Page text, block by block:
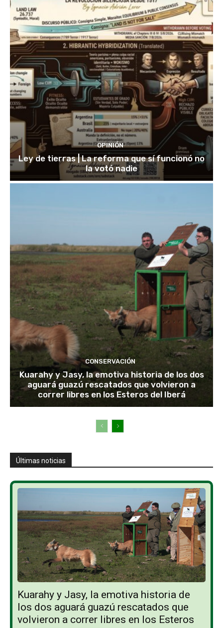
OPINIÓN
Ley de tierras | La reforma que sí funcionó no
la votó nadie
CONSERVACIÓN
Kuarahy y Jasy, la emotiva historia de los dos
aguará guazú rescatados que volvieron a
correr libres en los Esteros del Iberá
Últimas noticias
Kuarahy y Jasy, la emotiva historia de
los dos aguará guazú rescatados que
volvieron a correr libres en los Esteros